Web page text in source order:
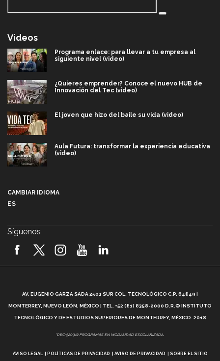
Videos
Programa enlace: para llevar a tu empresa al
siguiente nivel (video)
¿Quieres emprender? Conoce el nuevo HUB de
Innovación del Tec (video)
El joven que hizo del baile su vida (video)
Aula Futura: transformar la experiencia educativa
(video)
2026! (video)
¿Cómo es el Modelo Educativo Tec? (video)
Vida Tec: Feminismo e Inteligencia Artificial, Paola
CAMBIAR IDIOMA
ES
Síguenos
AV. EUGENIO GARZA SADA 2501 SUR COL. TECNOLÓGICO C.P. 64849 |
MONTERREY, NUEVO LEÓN, MÉXICO | TEL. +52 (81) 8358-2000 D.R.© INSTITUTO
TECNOLÓGICO Y DE ESTUDIOS SUPERIORES DE MONTERREY, MÉXICO. 2018
*DEC-520912 PROGRAMAS EN MODALIDAD ESCOLARIZADA.
AVISO LEGAL POLÍTICAS DE PRIVACIDAD AVISO DE PRIVACIDAD SOBRE EL SITIO